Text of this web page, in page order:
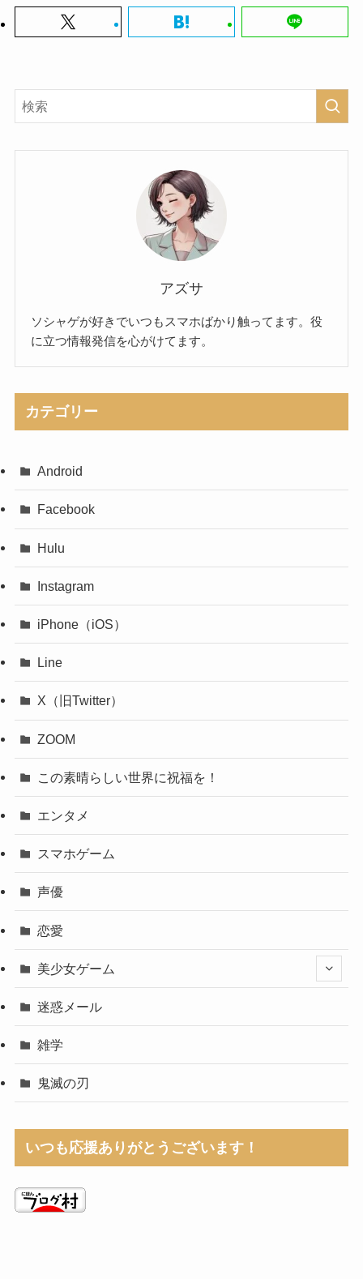
アズサ
ソシャゲが好きでいつもスマホばかり触ってます。役
に立つ情報発信を心がけてます。
カテゴリー
Android
Facebook
Hulu
Instagram
iPhone（iOS）
Line
X（旧Twitter）
ZOOM
この素晴らしい世界に祝福を！
エンタメ
スマホゲーム
声優
恋愛
美少女ゲーム
迷惑メール
雑学
鬼滅の刃
いつも応援ありがとうございます！